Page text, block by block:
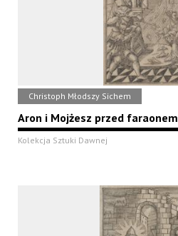
Christoph Młodszy Sichem
Aron i Mojżesz przed faraonem
Kolekcja Sztuki Dawnej